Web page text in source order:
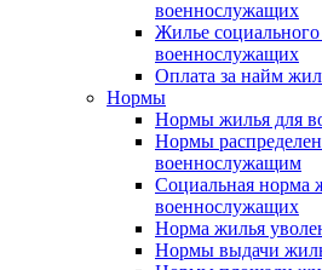
военнослужащих
Жилье
военнослужащих
Оплата за найм
Нормы
Нормы жилья для
Нормы
военнослужащим
Социальная норма
военнослужащих
Норма жилья
Нормы выдачи